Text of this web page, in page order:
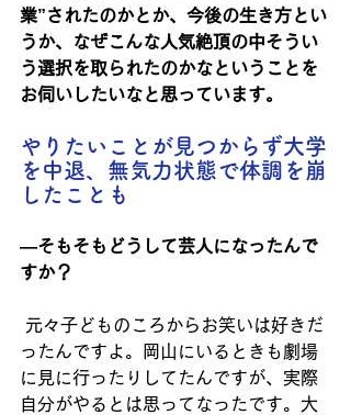
業”されたのかとか、今後の生き方とい
うか、なぜこんな人気絶頂の中そうい
う選択を取られたのかなということを
お伺いしたいなと思っています。
やりたいことが見つからず大学
を中退、無気力状態で体調を崩
したことも
―そもそもどうして芸人になったんで
すか？
元々子どものころからお笑いは好きだ
ったんですよ。岡山にいるときも劇場
に見に行ったりしてたんですが、実際
自分がやるとは思ってなったです。大